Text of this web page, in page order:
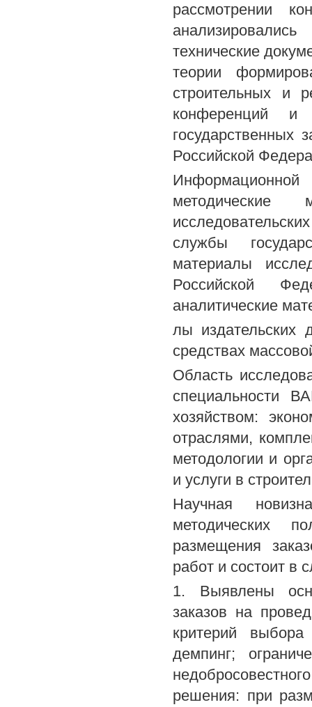
рассмотрении
технические
теории
строительных и
конференций и
государственных
Российской
методические
службы
материалы
Российской
аналитические
лы издательских
средствах
Область
специальности
хозяйством:
отраслями,
методологии и
и услуги в
Научная
методических
размещения
работ и состоит в
1. Выявлены
заказов на
критерий
демпинг;
решения: при